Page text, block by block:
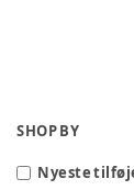
SHOP BY
Nyeste